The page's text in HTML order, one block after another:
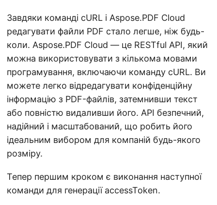
Завдяки команді cURL і Aspose.PDF Cloud
редагувати файли PDF стало легше, ніж будь-
коли. Aspose.PDF Cloud — це RESTful API, який
можна використовувати з кількома мовами
програмування, включаючи команду cURL. Ви
можете легко відредагувати конфіденційну
інформацію з PDF-файлів, затемнивши текст
або повністю видаливши його. API безпечний,
надійний і масштабований, що робить його
ідеальним вибором для компаній будь-якого
розміру.
Тепер першим кроком є виконання наступної
команди для генерації accessToken.